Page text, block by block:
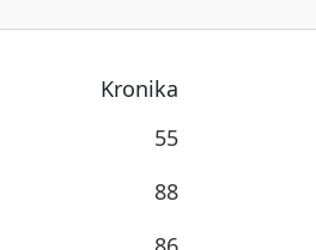
Kronika
55
88